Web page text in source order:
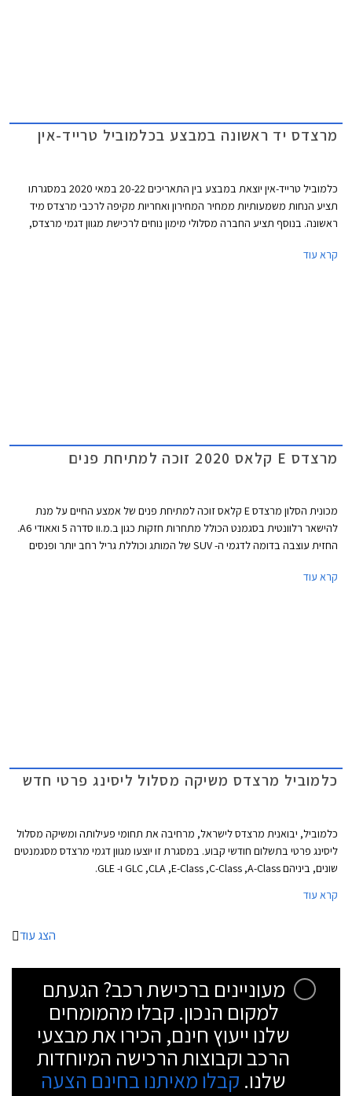
מרצדס יד ראשונה במבצע בכלמוביל טרייד-אין
כלמוביל טרייד-אין יוצאת במבצע בין התאריכים 20-22 במאי 2020 במסגרתו
תציע הנחות משמעותיות ממחיר המחירון ואחריות מקיפה לרכבי מרצדס מיד
ראשונה. בנוסף תציע החברה מסלולי מימון נוחים לרכישת מגוון דגמי מרצדס,
קרא עוד
מרצדס E קלאס 2020 זוכה למתיחת פנים
מכונית הסלון מרצדס E קלאס זוכה למתיחת פנים של אמצע החיים על מנת
להישאר רלוונטית בסגמנט הכולל מתחרות חזקות כגון ב.מ.וו סדרה 5 ואאודי A6.
החזית עוצבה בדומה לדגמי ה- SUV של המותג וכוללת גריל רחב יותר ופנסים
כמו כן, הפגושים עוצבו מחדש וחישוקים בעיצובים שונים משלימים את העיצוב
קרא עוד
כלמוביל מרצדס משיקה מסלול ליסינג פרטי חדש
כלמוביל, יבואנית מרצדס לישראל, מרחיבה את תחומי פעילותה ומשיקה מסלול
ליסינג פרטי בתשלום חודשי קבוע. במסגרת זו יוצעו מגוון דגמי מרצדס מסגמנטים
שונים, ביניהם GLC ,CLA ,E-Class ,C-Class ,A-Class ו- GLE.
קרא עוד
הצג עוד
מעוניינים ברכישת רכב? הגעתם
למקום הנכון. קבלו מהמומחים
שלנו ייעוץ חינם, הכירו את מבצעי
הרכב וקבוצות הרכישה המיוחדות
שלנו. קבלו מאיתנו בחינם הצעה